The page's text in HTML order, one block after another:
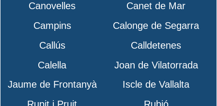
Canovelles
Canet de Mar
Campins
Calonge de Segarra
Callús
Calldetenes
Calella
Joan de Vilatorrada
Jaume de Frontanyà
Iscle de Vallalta